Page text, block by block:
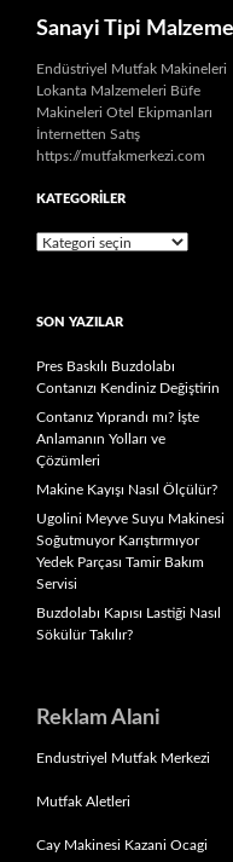
İçeriğe
Sanayi Tipi
Endüstriyel Mutfak Makineleri
Lokanta Malzemeleri Büfe
Makineleri Otel Ekipmanları
İnternetten Satış
https://mutfakmerkezi.com
KATEGORILER
Kategoriler
SON YAZILAR
Pres Baskılı Buzdolabı
Contanızı Kendiniz Değiştirin
Contanız Yıprandı mı? İşte
Anlamanın Yolları ve
Çözümleri
Makine Kayışı Nasıl Ölçülür?
Ugolini Meyve Suyu Makinesi
Soğutmuyor Karıştırmıyor
Yedek Parçası Tamir Bakım
Servisi
Buzdolabı Kapısı Lastiği Nasıl
Sökülür Takılır?
Reklam Alani
Endustriyel Mutfak Merkezi
Mutfak Aletleri
Cay Makinesi Kazani Ocagi